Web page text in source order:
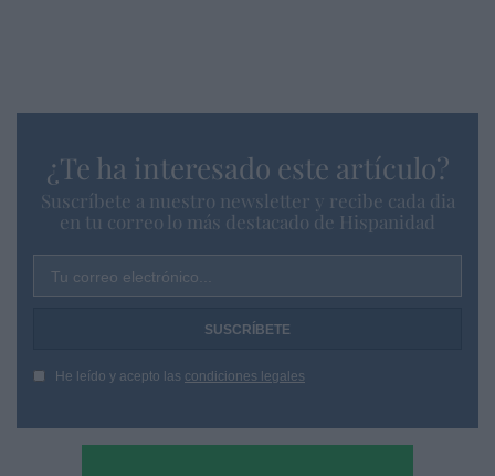
¿Te ha interesado este artículo?
Suscríbete a nuestro newsletter y recibe cada dia
en tu correo lo más destacado de Hispanidad
Tu correo electrónico...
He leído y acepto las condiciones legales